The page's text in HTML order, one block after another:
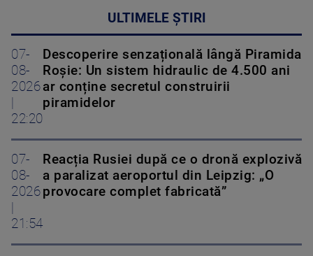
ULTIMELE ȘTIRI
07-
08-
2026
22:20
Descoperire senzațională lângă Piramida
Roșie: Un sistem hidraulic de 4.500 ani
ar conține secretul construirii
piramidelor
07-
08-
2026
21:54
Reacția Rusiei după ce o dronă explozivă
a paralizat aeroportul din Leipzig: „O
provocare complet fabricată”